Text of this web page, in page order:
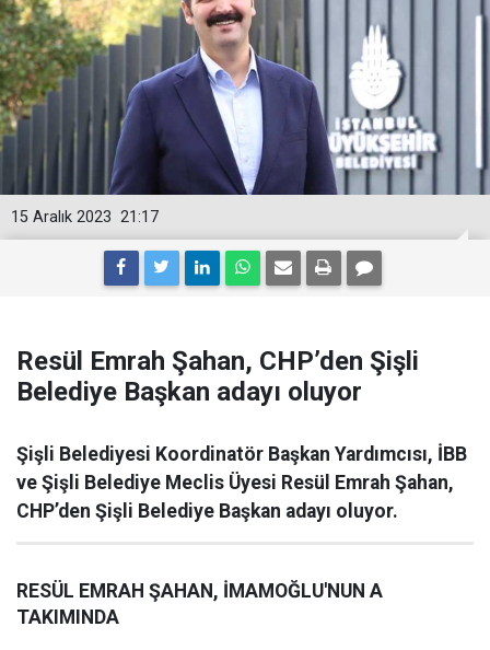
21:17
15 Aralık 2023
Resül Emrah Şahan, CHP’den Şişli
Belediye Başkan adayı oluyor
Şişli Belediyesi Koordinatör Başkan Yardımcısı, İBB
ve Şişli Belediye Meclis Üyesi Resül Emrah Şahan,
CHP’den Şişli Belediye Başkan adayı oluyor.
RESÜL EMRAH ŞAHAN, İMAMOĞLU'NUN A
TAKIMINDA